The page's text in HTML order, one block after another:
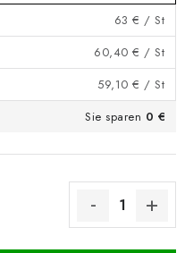
63 € / St
60,40 € / St
59,10 € / St
Sie sparen 0 €